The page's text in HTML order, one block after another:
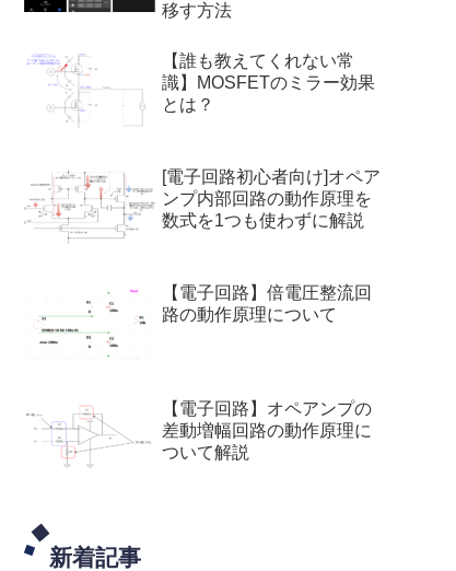
移す方法
【誰も教えてくれない常
識】MOSFETのミラー効果
とは？
[電子回路初心者向け]オペア
ンプ内部回路の動作原理を
数式を1つも使わずに解説
【電子回路】倍電圧整流回
路の動作原理について
【電子回路】オペアンプの
差動増幅回路の動作原理に
ついて解説
新着記事